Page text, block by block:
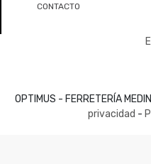
CONTACTO
OPTIMUS - FERRETERÍA
privacidad -